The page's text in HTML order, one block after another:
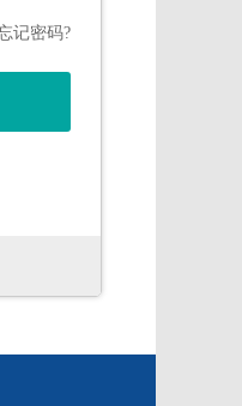
记密码?